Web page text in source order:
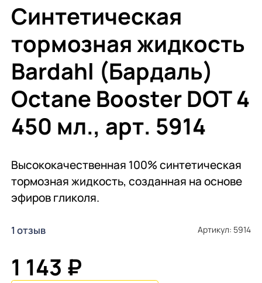
Синтетическая
тормозная жидкость
Bardahl (Бардаль)
Octane Booster DOT 4
450 мл., арт. 5914
Высококачественная 100% синтетическая
тормозная жидкость, созданная на основе
эфиров гликоля.
1 отзыв Артикул: 5914
1 143 ₽